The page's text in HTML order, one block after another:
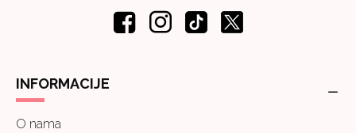
INFORMACIJE
O nama